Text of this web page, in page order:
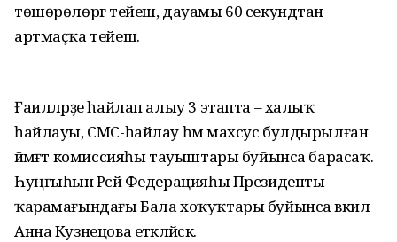
төшөрөлөргә тейеш, дауамы 60 секундтан
артмаҫҡа тейеш.
Ғаиләләрҙе һайлап алыу 3 этапта – халыҡ
һайлауы, СМС-һайлау һәм махсус булдырылған
йәмәғәт комиссияһы тауыштары буйынса барасаҡ.
Һуңғыһын Рәсәй Федерацияһы Президенты
ҡарамағындағы Бала хоҡуҡтары буйынса вәкил
Анна Кузнецова етәкләйәсәк.